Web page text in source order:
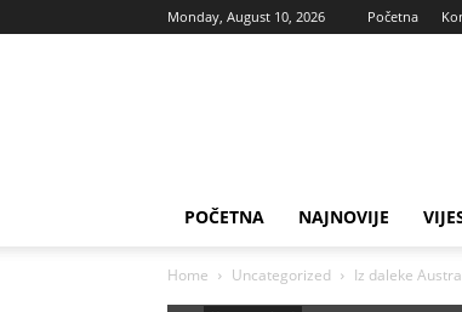
Monday, August 10, 2026 Početna
POČETNA NAJNOVIJE
Home Uncategorized Iz daleke